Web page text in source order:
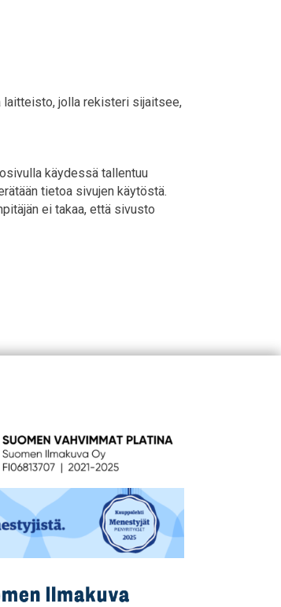
laitteisto, jolla rekisteri sijaitsee,
käydessä tallentuu
tietoa sivujen käytöstä.
ei takaa, että sivusto